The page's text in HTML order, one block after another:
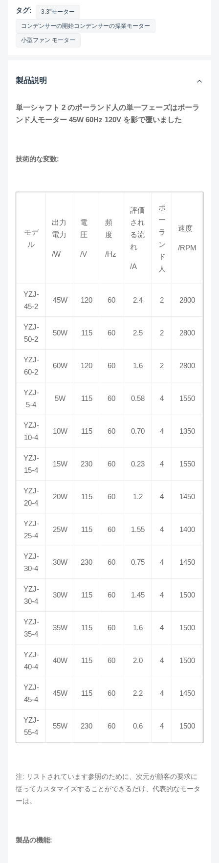
タグ: 3.3"モーター
コンデンサーの開始コンデンサーの操業モーター
小型ファン モーター
製品説明
単一シャフト 2 のポーランド人の単一フェーズはポーラ
ンド人モーター 45W 60Hz 120V を影で覆いました
技術的な変数:
モデ
ル
出力
電力
/W
電
圧
/V
頻
度
/Hz
評価
され
る流
れ
/A
ポ
ー
ラ
ン
ド
人
速度
/RPM
YZJ-
45-2
45W 120 60 2.4 2 2800
YZJ-
50-2
50W 115 60 2.5 2 2800
YZJ-
60-2
60W 120 60 1.6 2 2800
YZJ-
5-4
5W 115 60 0.58 4 1550
YZJ-
10-4
10W 115 60 0.70 4 1350
YZJ-
15-4
15W 230 60 0.23 4 1550
YZJ-
20-4
20W 115 60 1.2 4 1450
YZJ-
25-4
25W 115 60 1.55 4 1400
YZJ-
30-4
30W 230 60 0.75 4 1450
YZJ-
30-4
30W 115 60 1.45 4 1500
YZJ-
35-4
35W 115 60 1.6 4 1500
YZJ-
40-4
40W 115 60 2.0 4 1500
YZJ-
45-4
45W 115 60 2.2 4 1450
YZJ-
55-4
55W 230 60 0.6 4 1500
注: リストされています参照のために、次元が顧客の要求に
従ってカスタマイズすることができるだけ、代表的なモータ
ーは。
製品の機能: